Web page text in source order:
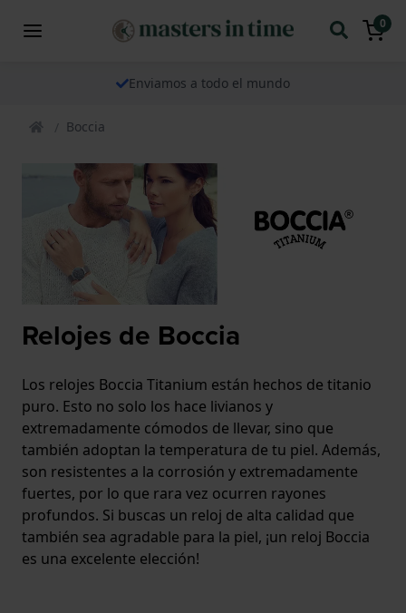
0
Enviamos a todo el mundo
Boccia
Relojes de Boccia
Los relojes Boccia Titanium están hechos de titanio
puro. Esto no solo los hace livianos y
extremadamente cómodos de llevar, sino que
también adoptan la temperatura de tu piel. Además,
son resistentes a la corrosión y extremadamente
fuertes, por lo que rara vez ocurren rayones
profundos. Si buscas un reloj de alta calidad que
también sea agradable para la piel, ¡un reloj Boccia
es una excelente elección!